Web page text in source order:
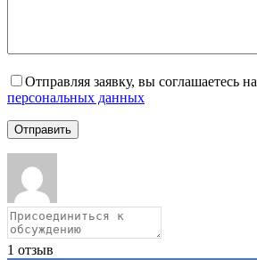
Отправляя заявку, вы соглашаетесь на
персональных данных
1 отзыв